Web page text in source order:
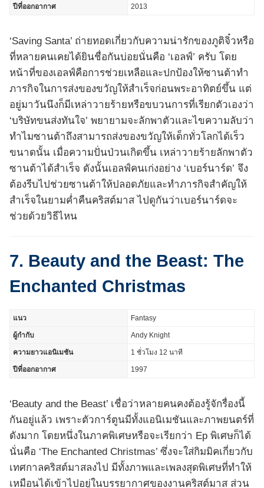
ปีที่ออกอากาศ 2013
‘Saving Santa’ ถ่ายทอดเกี่ยวกับความน่ารักของภูติจิ๋วหรือ
ที่หลายคนเคยได้ยินชื่อกันบ่อยนั่นคือ ‘เอลฟ์’ ครับ โดย
หน้าที่ของเอลฟ์คือการช่วยเหลือและปกป้องให้ซานต้าทำ
ภารกิจในการส่งของขวัญให้สำเร็จก่อนพระอาทิตย์ขึ้น แต่
อยู่มาวันนึงก็มีเหล่าวายร้ายหรือขบวนการที่เรียกตัวเองว่า
‘บริษัทขนส่งทันใจ’ พยายามจะลักพาตัวและไขความลับว่า
ทำไมซานต้าถึงสามารถส่งของขวัญให้เด็กทั่วโลกได้เร็ว
ขนาดนั้น เมื่อความปั่นป่วนเกิดขึ้น เหล่าวายร้ายลักพาตัว
ซานต้าได้สำเร็จ ดังนั้นเอลฟ์คนเก่งอย่าง ‘เบอร์นาร์ด’ จึง
ต้องรีบไปช่วยซานต้าให้ปลอดภัยและทำภารกิจสำคัญให้
สำเร็จในยามค่ำคืนคริสต์มาส ไปดูกันว่าเบอร์นาร์ดจะ
ช่วยด้วยวิธีไหน
7. Beauty and the Beast: The
Enchanted Christmas
แนว Fantasy
ผู้กำกับ Andy Knight
ความยาวแอนิเมชัน 1 ชั่วโมง 12 นาที
ปีที่ออกอากาศ 1997
‘Beauty and the Beast’ เชื่อว่าหลายคนคงต้องรู้จักรื่องนี้
กันอยู่แล้ว เพราะตัวการ์ตูนมีทั้งแอนิเมชันและภาพยนตร์ที่
ดังมาก โดยหนึ่งในภาคพิเศษหรือจะเรียกว่า Ep พิเศษก็ได้
นั่นคือ ‘The Enchanted Christmas’ ซึ่งจะใส่กิมมิคเกี่ยวกับ
เทศกาลคริสต์มาสลงไป มีทั้งภาพและเพลงสุดพิเศษที่ทำให้
เหมือนได้เข้าไปอยู่ในบรรยากาศของงานคริสต์มาส ส่วน